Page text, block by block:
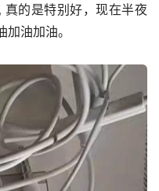
的是特别好，现在半夜
油加油。